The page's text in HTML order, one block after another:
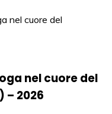
nel cuore del
– 2026